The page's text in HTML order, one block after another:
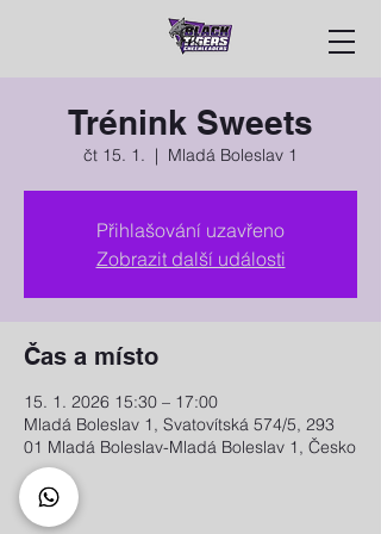
Trénink Sweets
čt 15. 1.
  |
Mladá Boleslav 1
Přihlašování uzavřeno
Zobrazit další události
Čas a místo
15. 1. 2026 15:30 – 17:00
Mladá Boleslav 1, Svatovítská 574/5, 293
01 Mladá Boleslav-Mladá Boleslav 1, Česko